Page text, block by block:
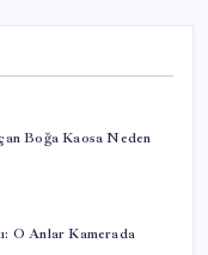
Boğa Kaosa Neden
O Anlar Kamerada